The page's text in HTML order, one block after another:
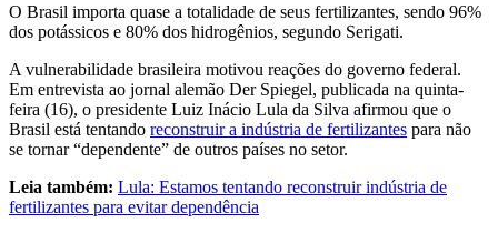
O Brasil importa quase a totalidade de seus fertilizantes, sendo 96%
dos potássicos e 80% dos hidrogênios, segundo Serigati.
A vulnerabilidade brasileira motivou reações do governo federal.
Em entrevista ao jornal alemão Der Spiegel, publicada na quinta-
feira (16), o presidente Luiz Inácio Lula da Silva afirmou que o
Brasil está tentando reconstruir a indústria de fertilizantes para não
se tornar “dependente” de outros países no setor.
Leia também: Lula: Estamos tentando reconstruir indústria de
fertilizantes para evitar dependência